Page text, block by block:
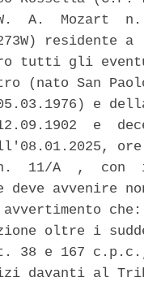
A.  Mozart
tutti gli
(nato San
e
e
11/A  ,  con
deve avvenire
avvertimento
oltre i
38 e 167
davanti al